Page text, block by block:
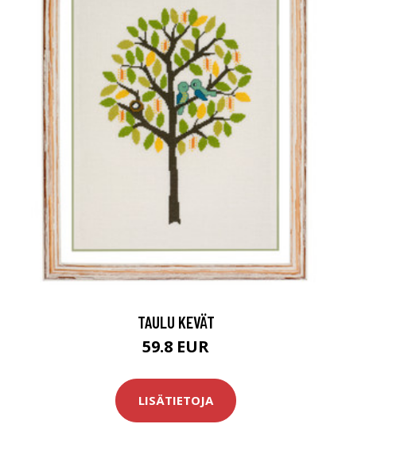
TAULU KEVÄT
59.8 EUR
LISÄTIETOJA